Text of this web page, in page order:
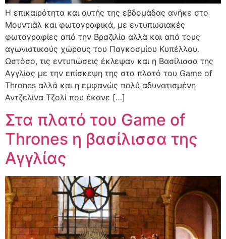
Η επικαιρότητα και αυτής της εβδομάδας ανήκε στο
Μουντιάλ και φωτογραφικά, με εντυπωσιακές
φωτογραφίες από την Βραζιλία αλλά και από τους
αγωνιστικούς χώρους του Παγκοσμίου Κυπέλλου.
Ωστόσο, τις εντυπώσεις έκλεψαν και η Βασίλισσα της
Αγγλίας με την επίσκεψη της στα πλατό του Game of
Thrones αλλά και η εμφανώς πολύ αδυνατισμένη
Αντζελίνα Τζολί που έκανε […]
Στα πλατό του Game of
Thrones η βασίλισσα της
Αγγλίας